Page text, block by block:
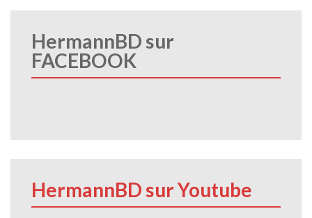
HermannBD sur
FACEBOOK
HermannBD sur Youtube